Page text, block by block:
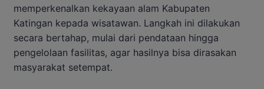
memperkenalkan kekayaan alam Kabupaten
Katingan kepada wisatawan. Langkah ini dilakukan
secara bertahap, mulai dari pendataan hingga
pengelolaan fasilitas, agar hasilnya bisa dirasakan
masyarakat setempat.